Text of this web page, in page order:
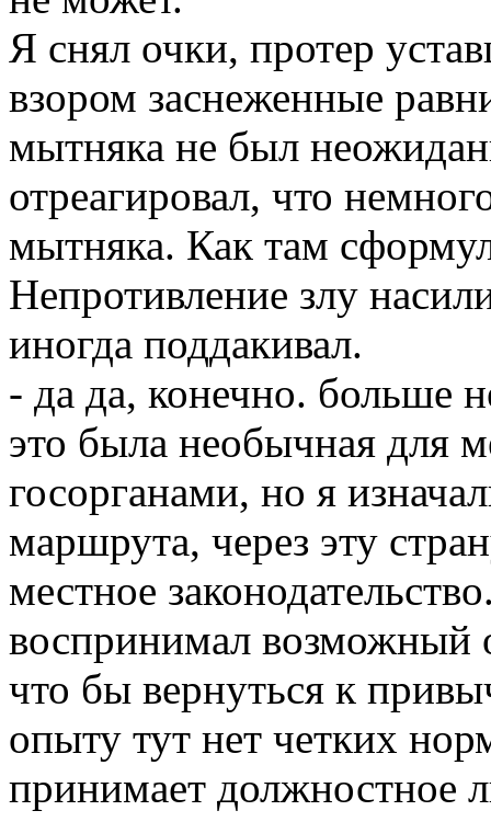
Я снял очки, протер
взором заснеженные
мытняка не был
отреагировал, что
мытняка. Как там
Непротивление злу
иногда поддакивал.
- да да, конечно. больше
это была необычная для
госорганами, но я
маршрута, через эту
местное
воспринимал возможный
что бы вернуться к
опыту тут нет четких
принимает должностное